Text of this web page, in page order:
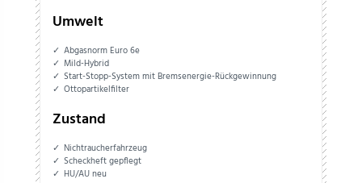
Umwelt
Abgasnorm Euro 6e
Mild-Hybrid
Start-Stopp-System mit Bremsenergie-Rückgewinnung
Ottopartikelfilter
Zustand
Nichtraucherfahrzeug
Scheckheft gepflegt
HU/AU neu